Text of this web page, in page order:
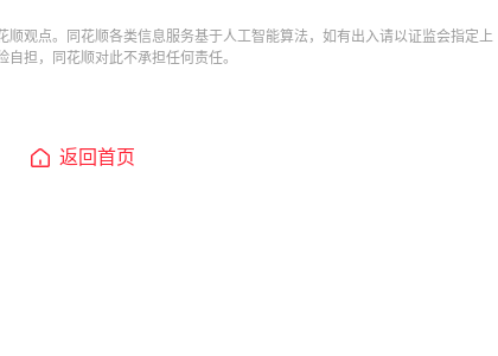
顺观点。同花顺各类信息服务基于人工智能算法，如有出入请以证监会指定上
担，同花顺对此不承担任何责任。
返回首页